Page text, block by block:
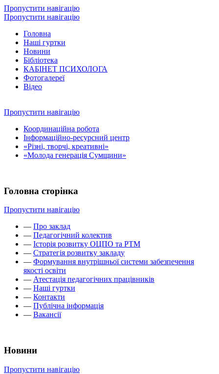
Пропустити навігацію
Пропустити навігацію
Головна
Наші гуртки
Новини
Бібліотека
КАБІНЕТ ПСИХОЛОГА
Фотогалереї
Відео
Пропустити навігацію
Координаційна робота
Інформаційно-ресурсний центр
«Різні, творчі, креативні»
«Молода генерація Сумщини»
Головна сторінка
Пропустити навігацію
— Про заклад
— Педагогічний колектив
— Історія розвитку ОЦПО та РТМ
— Стратегія розвитку закладу
— Формування внутрішньої системи забезпечення
якості освіти
— Атестація педагогічних працівників
— Наші гуртки
— Контакти
— Публічна інформація
— Вакансії
Новини
Пропустити навігацію